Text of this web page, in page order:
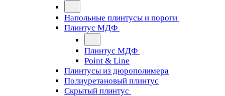
Напольные плинтусы и пороги
Плинтус МДФ
Плинтус МДФ
Point & Line
Плинтусы из дюрополимера
Полиуретановый плинтус
Скрытый плинтус